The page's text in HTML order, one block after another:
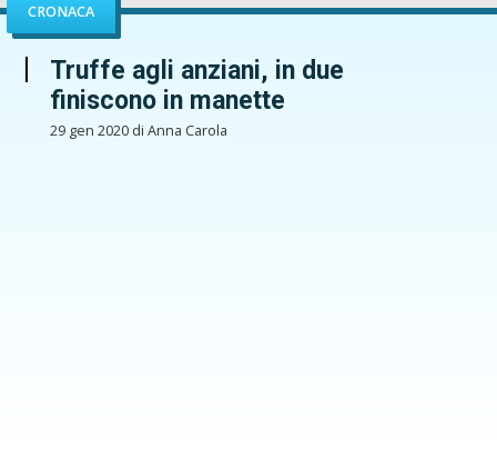
CRONACA
Truffe agli anziani, in due
finiscono in manette
29 gen 2020 di Anna Carola